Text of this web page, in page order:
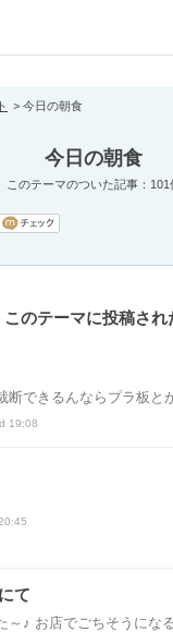
code=0
今日の朝食
今日の朝食
このテーマのついた記事：101
このテーマに投稿され
断できるんならプラ板と
19:08
て
～♪ お店でごちそうにな